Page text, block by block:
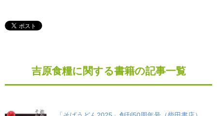
吉原食糧に関する書籍の記事一覧